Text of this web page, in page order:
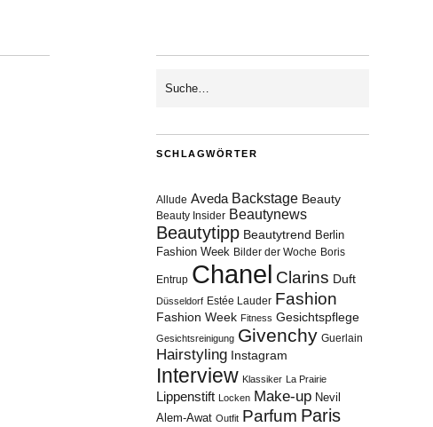
SCHLAGWÖRTER
Allude Aveda Backstage Beauty
Beauty Insider Beautynews
Beautytipp Beautytrend Berlin
Fashion Week Bilder der Woche Boris
Entrup Chanel Clarins Duft
Düsseldorf Estée Lauder Fashion
Fashion Week Fitness Gesichtspflege
Gesichtsreinigung Givenchy Guerlain
Hairstyling Instagram
Interview Klassiker La Prairie
Lippenstift Locken Make-up Nevil
Alem-Awat Outfit Parfum Paris